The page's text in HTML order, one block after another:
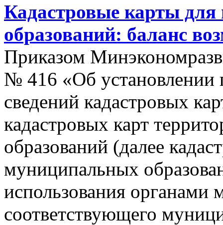
Кадастровые карты
образований: баланс
Приказом
№ 416 «Об установлении
сведений кадастровых
кадастровых карт
образований (далее
муниципальных
использования органами
соответствующего